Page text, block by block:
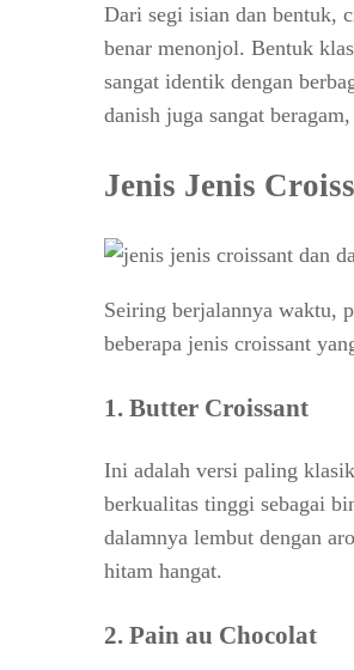
Dari segi isian dan bentuk,
benar menonjol. Bentuk
sangat identik dengan
danish juga sangat
Jenis Jenis
Seiring berjalannya waktu,
beberapa jenis croissant
1. Butter Croissant
Ini adalah versi paling
berkualitas tinggi sebagai
dalamnya lembut dengan
hitam hangat.
2. Pain au Chocolat